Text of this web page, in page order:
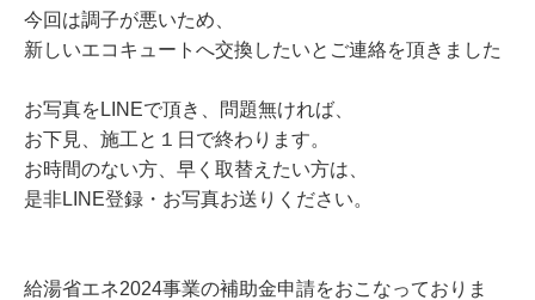
今回は調子が悪いため、
新しいエコキュートへ交換したいとご連絡を頂きました
お写真をLINEで頂き、問題無ければ、
お下見、施工と１日で終わります。
お時間のない方、早く取替えたい方は、
是非LINE登録・お写真お送りください。
給湯省エネ2024事業の補助金申請をおこなっておりま